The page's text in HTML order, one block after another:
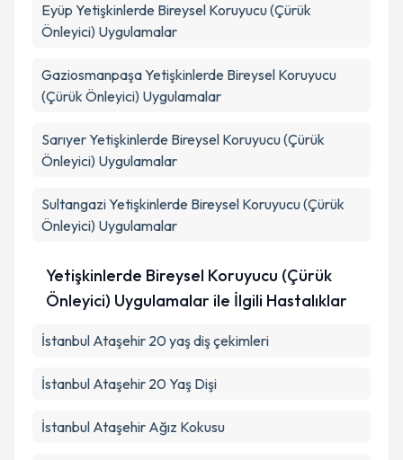
Eyüp Yetişkinlerde Bireysel Koruyucu (Çürük
Önleyici) Uygulamalar
GaziosmanpaşaYetişkinlerde Bireysel Koruyucu
(Çürük Önleyici) Uygulamalar
SarıyerYetişkinlerde Bireysel Koruyucu (Çürük
Önleyici) Uygulamalar
SultangaziYetişkinlerde Bireysel Koruyucu (Çürük
Önleyici) Uygulamalar
Yetişkinlerde Bireysel Koruyucu (Çürük
Önleyici) Uygulamalar ile İlgili Hastalıklar
İstanbul Ataşehir 20 yaş diş çekimleri
İstanbul Ataşehir 20 Yaş Dişi
İstanbul Ataşehir Ağız Kokusu